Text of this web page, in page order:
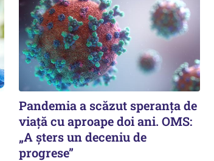
Pandemia a scăzut speranţa de
viaţă cu aproape doi ani. OMS:
„A şters un deceniu de
progrese”